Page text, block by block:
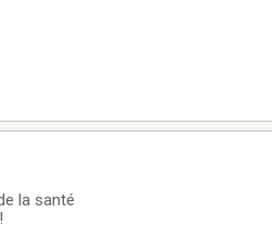
la santé